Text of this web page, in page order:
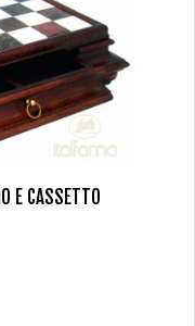
E CASSETTO